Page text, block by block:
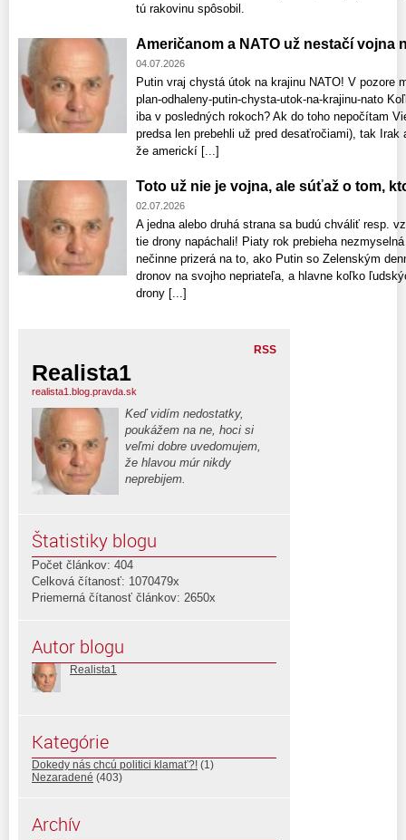
tú rakovinu spôsobil.
Američanom a NATO už nestačí vojna
04.07.2026
Putin vraj chystá útok na krajinu NATO! V
plan-odhaleny-putin-chysta-utok-na-krajinu-nato
iba v posledných rokoch? Ak do toho nepočítam
predsa len prebehli už pred desaťročiami), tak
že americkí [...]
Toto už nie je vojna, ale súťaž o tom,
02.07.2026
A jedna alebo druhá strana sa budú chváliť resp.
tie drony napáchali! Piaty rok prebieha
nečinne prizerá na to, ako Putin so Zelenským
dronov na svojho nepriateľa, a hlavne koľko
drony [...]
RSS
Realista1
realista1.blog.pravda.sk
Keď vidím nedostatky,
poukážem na ne, hoci si
veľmi dobre uvedomujem,
že hlavou múr nikdy
neprebijem.
Štatistiky blogu
Počet článkov: 404
Celková čítanosť: 1070479x
Priemerná čítanosť článkov: 2650x
Autor blogu
Realista1
Kategórie
Dokedy nás chcú politici klamať?! (1)
Nezaradené (403)
Archív